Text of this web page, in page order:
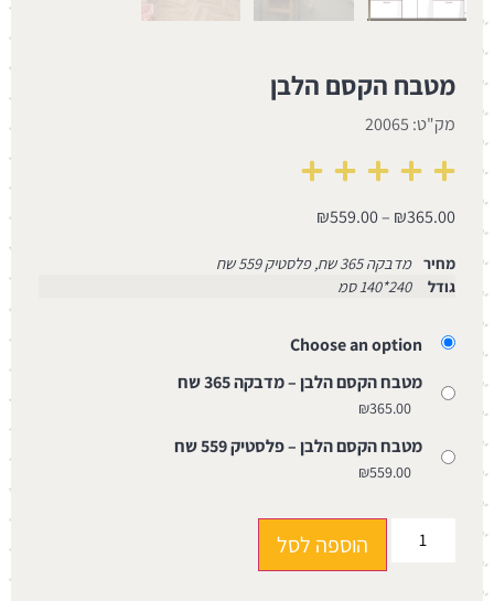
מטבח הקסם הלבן
מק"ט: 20065
₪365.00
–
₪559.00
מחיר מדבקה 365 שח, פלסטיק 559 שח
גודל
240*140 סמ
Choose an option
מטבח הקסם הלבן – מדבקה 365 שח
₪365.00
מטבח הקסם הלבן – פלסטיק 559 שח
₪559.00
הוספה לסל